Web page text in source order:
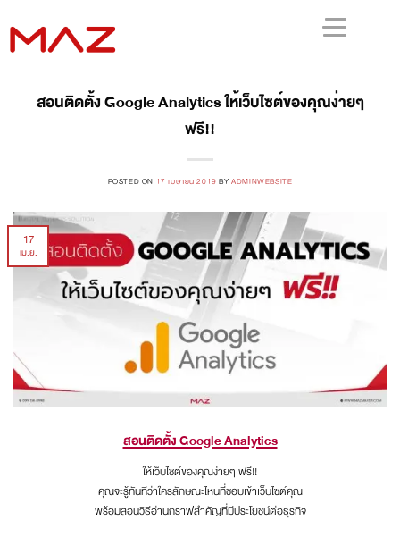
สอนติดตั้ง Google Analytics ให้เว็บไซต์ของคุณง่ายๆ
ฟรี!!
POSTED ON 17 เมษายน 2019 BYADMINWEBSITE
17
เม.ย.
สอนติดตั้ง Google Analytics
ให้เว็บไซต์ของคุณง่ายๆ ฟรี!!
คุณจะรู้ทันทีว่าใครลักษณะไหนที่ชอบเข้าเว็บไซต์คุณ
พร้อมสอนวิธีอ่านกราฟสำคัญที่มีประโยชน์ต่อธุรกิจ